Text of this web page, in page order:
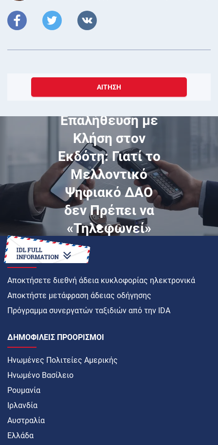
ΑΊΤΗΣΗ
Μάιος 04, 2026
Χωρίς
Επαλήθευση με
Κλήση στον
Εκδότη: Γιατί το
Μελλοντικό
Ψηφιακό ΔΑΟ
δεν Πρέπει να
«Τηλεφωνεί»
στον Εκδότη σε
Κάθε Χρήση
ΠΏΣ ΝΑ
Αποκτήσετε διεθνή άδεια κυκλοφορίας ηλεκτρονικά
Αποκτήστε μετάφραση άδειας οδήγησης
Πρόγραμμα συνεργατών ταξιδιών από την IDA
ΔΗΜΟΦΙΛΕΊΣ ΠΡΟΟΡΙΣΜΟΊ
Ηνωμένες Πολιτείες Αμερικής
Ηνωμένο Βασίλειο
Ρουμανία
Ιρλανδία
Αυστραλία
Ελλάδα